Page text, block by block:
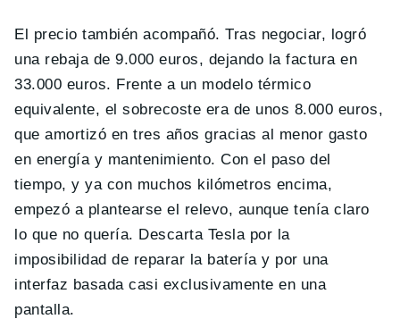
El precio también acompañó. Tras negociar, logró
una rebaja de 9.000 euros, dejando la factura en
33.000 euros. Frente a un modelo térmico
equivalente, el sobrecoste era de unos 8.000 euros,
que amortizó en tres años gracias al menor gasto
en energía y mantenimiento. Con el paso del
tiempo, y ya con muchos kilómetros encima,
empezó a plantearse el relevo, aunque tenía claro
lo que no quería. Descarta Tesla por la
imposibilidad de reparar la batería y por una
interfaz basada casi exclusivamente en una
pantalla.